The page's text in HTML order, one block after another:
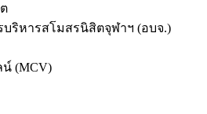
บริหารสโมสรนิสิตจุฬาฯ (อบจ.)
(MCV)